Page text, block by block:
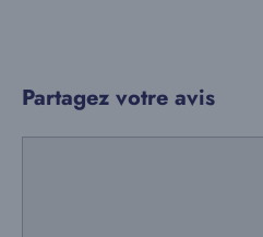
Partagez votre avis